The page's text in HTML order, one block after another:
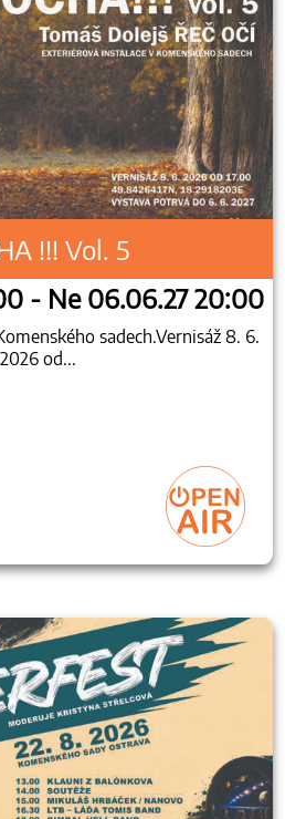
!!! Vol. 5
- Ne 06.06.27 20:00
sadech.Vernisáž 8. 6.
2026 od...